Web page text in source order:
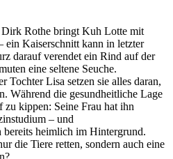
Rothe bringt Kuh Lotte mit
Kaiserschnitt kann in letzter
darauf verendet ein Rind auf der
eine seltene Seuche.
Tochter Lisa setzen sie alles daran,
Während die gesundheitliche Lage
kippen: Seine Frau hat ihn
– und
bereits heimlich im Hintergrund.
die Tiere retten, sondern auch eine